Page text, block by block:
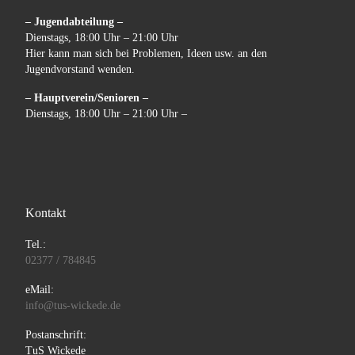
– Jugendabteilung –
Dienstags, 18:00 Uhr – 21:00 Uhr
Hier kann man sich bei Problemen, Ideen usw. an den
Jugendvorstand wenden.
– Hauptverein/Senioren –
Dienstags, 18:00 Uhr – 21:00 Uhr –
Kontakt
Tel.:
02377 / 784845
eMail:
info@tus-wickede.de
Postanschrift:
TuS Wickede